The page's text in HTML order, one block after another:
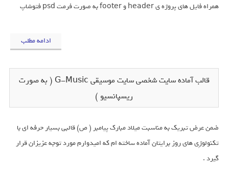
همراه فایل های پروژه ی header و footer به صورت فرمت psd فتوشاپ
ادامه مطلب
قالب آماده سایت شخصی سایت موسیقی G-Music ( به صورت
ریسپانسیو )
ضمن عرض تبریک به مناسبت میلاد مبارک پیامبر ( ص) قالبی بسیار حرفه ای با
تکنولوژِی های روز برایتان آماده ساخته ام که امیدوارم مورد توجه عزیزان قرار
گیرد .